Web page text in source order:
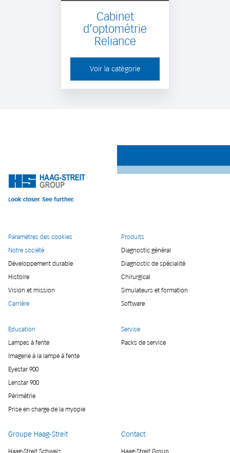
Cabinet
d’optométrie
Reliance
Voir la catégorie
Paramètres des cookies
Notre société
Développement durable
Histoire
Vision et mission
Carrière
Produits
Diagnostic général
Diagnostic de spécialité
Chirurgical
Simulateurs et formation
Software
Education
Lampes à fente
Imagerie à la lampe à fente
Eyestar 900
Lenstar 900
Périmétrie
Prise en charge de la myopie
Service
Packs de service
Groupe Haag-Streit
Haag-Streit Schweiz
Contact
Haag-Streit Group